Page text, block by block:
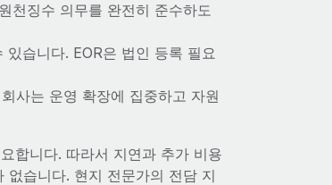
천징수 의무를 완전히 준수하도
습니다. EOR은 법인 등록 필요
사는 운영 확장에 집중하고 자원
합니다. 따라서 지연과 추가 비용
습니다. 현지 전문가의 전담 지